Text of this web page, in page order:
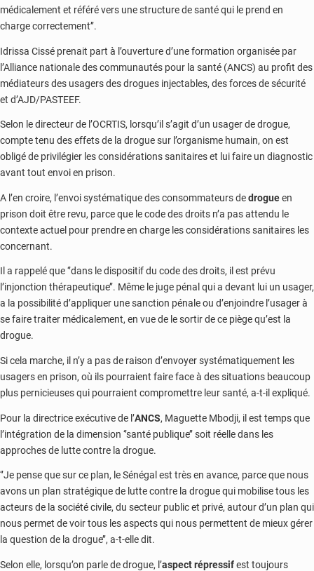
médicalement et référé vers une structure de santé qui le prend en
charge correctement’’.
Idrissa Cissé prenait part à l’ouverture d’une formation organisée par
l’Alliance nationale des communautés pour la santé (ANCS) au profit des
médiateurs des usagers des drogues injectables, des forces de sécurité
et d’AJD/PASTEEF.
Selon le directeur de l’OCRTIS, lorsqu’il s’agit d’un usager de drogue,
compte tenu des effets de la drogue sur l’organisme humain, on est
obligé de privilégier les considérations sanitaires et lui faire un diagnostic
avant tout envoi en prison.
A l’en croire, l’envoi systématique des consommateurs dedrogueen
prison doit être revu, parce que le code des droits n’a pas attendu le
contexte actuel pour prendre en charge les considérations sanitaires les
concernant.
Il a rappelé que ‘’dans le dispositif du code des droits, il est prévu
l’injonction thérapeutique’’. Même le juge pénal qui a devant lui un usager,
a la possibilité d’appliquer une sanction pénale ou d’enjoindre l’usager à
se faire traiter médicalement, en vue de le sortir de ce piège qu’est la
drogue.
Si cela marche, il n’y a pas de raison d’envoyer systématiquement les
usagers en prison, où ils pourraient faire face à des situations beaucoup
plus pernicieuses qui pourraient compromettre leur santé, a-t-il expliqué.
Pour la directrice exécutive de l’ANCS, Maguette Mbodji, il est temps que
l’intégration de la dimension ‘’santé publique’’ soit réelle dans les
approches de lutte contre la drogue.
‘’Je pense que sur ce plan, le Sénégal est très en avance, parce que nous
avons un plan stratégique de lutte contre la drogue qui mobilise tous les
acteurs de la société civile, du secteur public et privé, autour d’un plan qui
nous permet de voir tous les aspects qui nous permettent de mieux gérer
la question de la drogue’’, a-t-elle dit.
Selon elle, lorsqu’on parle de drogue, l’aspect répressifest toujours